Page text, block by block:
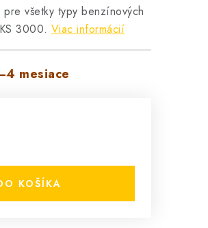
všetky typy benzínových
3000. Viac informácií
mesiace
KOŠÍKA